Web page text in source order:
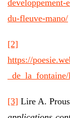
developpement-
du-fleuve-mano/
[2]
https://
[3] Lire A.